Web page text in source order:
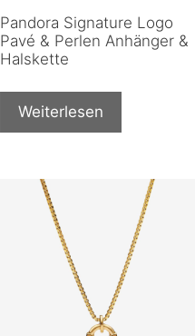
Pandora Signature Logo
Pavé & Perlen Anhänger &
Halskette
Weiterlesen